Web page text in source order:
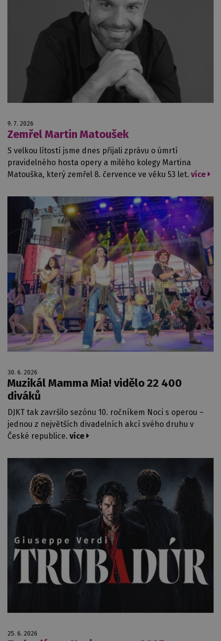
9. 7. 2026
Zemřel Martin Matoušek
S velkou lítostí jsme dnes přijali zprávu o úmrtí
pravidelného hosta opery a milého kolegy Martina
Matouška, který zemřel 8. července ve věku 53 let. více
30. 6. 2026
Muzikál Mamma Mia! vidělo 22 400
diváků
DJKT tak završilo sezónu 10. ročníkem Noci s operou –
jednou z největších divadelních akcí svého druhu v
České republice. více
25. 6. 2026